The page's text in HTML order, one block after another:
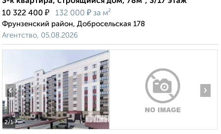
10 322 400 ₽ 132 000 ₽ за м²
Фрунзенский район, Добросельская 178
Агентство, 05.08.2026
2/1
‹ ›